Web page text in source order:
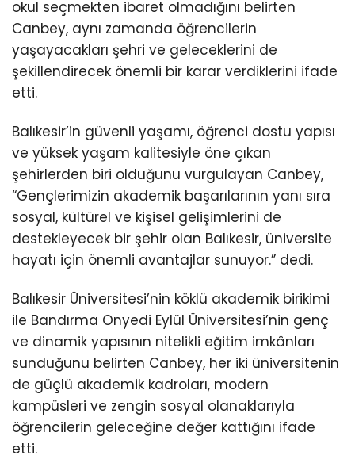
okul seçmekten ibaret olmadığını belirten
Canbey, aynı zamanda öğrencilerin
yaşayacakları şehri ve geleceklerini de
şekillendirecek önemli bir karar verdiklerini ifade
etti.
Balıkesir’in güvenli yaşamı, öğrenci dostu yapısı
ve yüksek yaşam kalitesiyle öne çıkan
şehirlerden biri olduğunu vurgulayan Canbey,
“Gençlerimizin akademik başarılarının yanı sıra
sosyal, kültürel ve kişisel gelişimlerini de
destekleyecek bir şehir olan Balıkesir, üniversite
hayatı için önemli avantajlar sunuyor.” dedi.
Balıkesir Üniversitesi’nin köklü akademik birikimi
ile Bandırma Onyedi Eylül Üniversitesi’nin genç
ve dinamik yapısının nitelikli eğitim imkânları
sunduğunu belirten Canbey, her iki üniversitenin
de güçlü akademik kadroları, modern
kampüsleri ve zengin sosyal olanaklarıyla
öğrencilerin geleceğine değer kattığını ifade
etti.